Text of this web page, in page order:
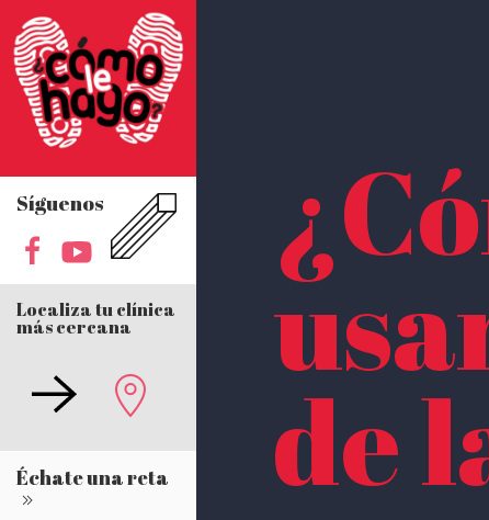
Síguenos
Localiza tu clínica
más cercana
Échate una reta de